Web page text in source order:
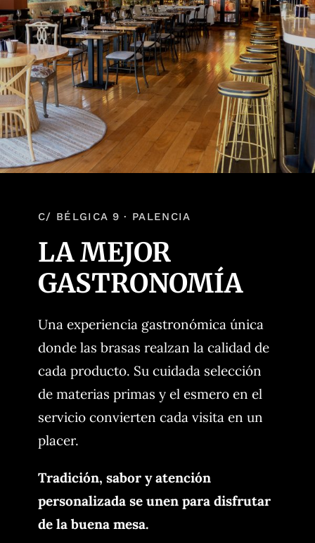
C/ BÉLGICA 9 · PALENCIA
LA MEJOR
GASTRONOMÍA
Una experiencia gastronómica única
donde las brasas realzan la calidad de
cada producto. Su cuidada selección
de materias primas y el esmero en el
servicio convierten cada visita en un
placer.
Tradición, sabor y atención
personalizada se unen para disfrutar
de la buena mesa.